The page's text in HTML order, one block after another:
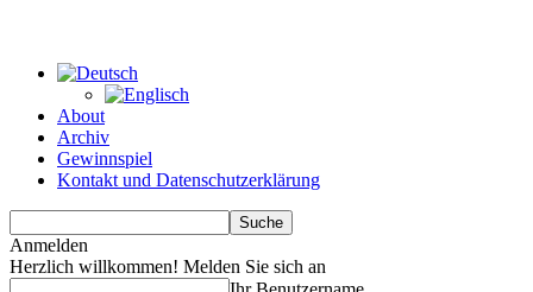
About
Archiv
Gewinnspiel
Kontakt und Datenschutzerklärung
Anmelden
Herzlich willkommen! Melden Sie sich an